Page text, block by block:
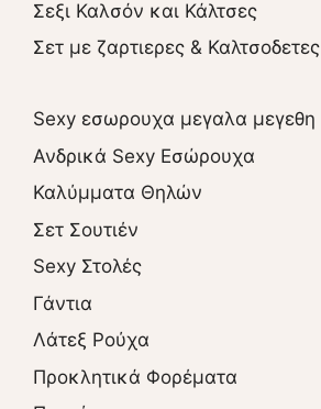
Σεξι Καλσόν και Κάλτσες
Σετ με ζαρτιερες & Καλτσοδετες
Sexy εσωρουχα μεγαλα μεγεθη
Ανδρικά Sexy Εσώρουχα
Καλύμματα Θηλών
Σετ Σουτιέν
Sexy Στολές
Γάντια
Λάτεξ Ρούχα
Προκλητικά Φορέματα